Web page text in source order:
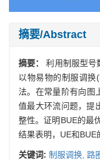
摘要/Abstract
摘要：利用制服型号
以物易物的制服调换
法。在常量阶有向图
值最大环流问题，提
整性。证明BUE的最
结果表明，UE和BUE
关键词: 制服调换, 路